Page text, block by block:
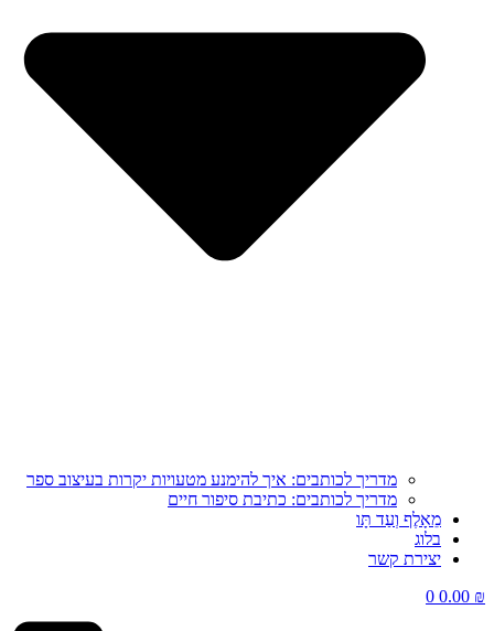
מדריך לכותבים: איך להימנע מטעויות יקרות בעיצוב ספר
מדריך לכותבים: כתיבת סיפור חיים
מֵאָלֶף וְעַד תָּו
בלוג
יצירת קשר
0.00 ₪
0